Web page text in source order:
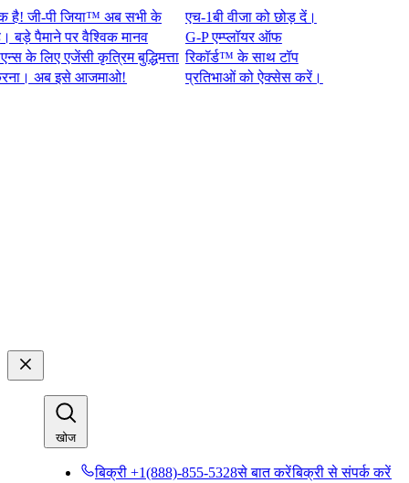
पी जिया™ अब सभी के
पर वैश्विक मानव
एजेंसी कृत्रिम बुद्धिमत्ता
अब इसे आजमाओ!​​
एच-1बी वीजा को छोड़ दें।
G-P एम्प्लॉयर ऑफ
रिकॉर्ड™ के साथ टॉप
प्रतिभाओं को ऐक्सेस करें।​​
खोज​​
बिक्री +1(888)-855-5328से बात करें​​बिक्री से संपर्क करें​​